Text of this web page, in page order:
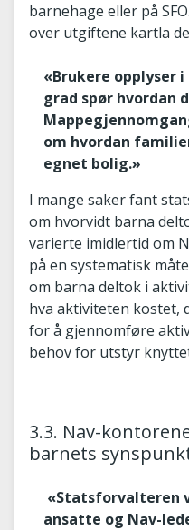
barnehage eller på
over utgiftene kartla
«Brukere opplyser
grad spør hvordan
om hvordan
egnet bolig.»
I mange saker fant
om hvorvidt barna
varierte imidlertid om
på en systematisk
om barna deltok i
hva aktiviteten kostet,
for å gjennomføre
behov for utstyr
3.3. Nav-
barnets
«Statsforvalteren
ansatte og Nav-